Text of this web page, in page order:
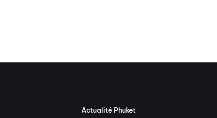
Actualité Phuket